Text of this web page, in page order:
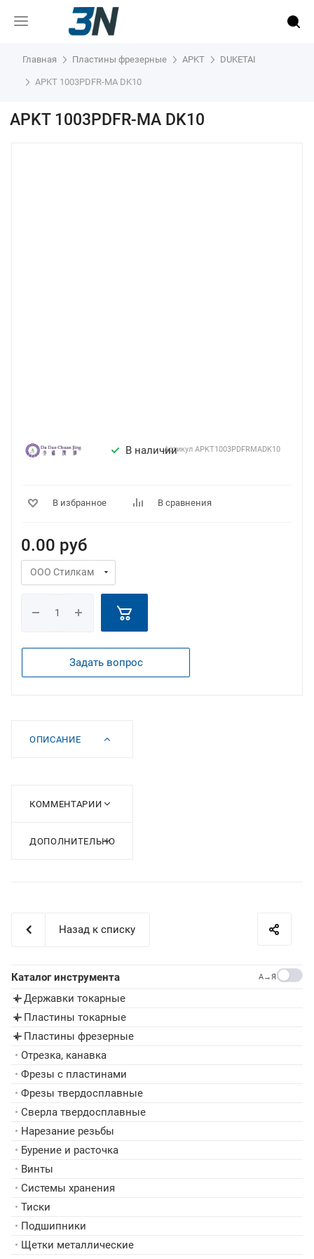
Главная Пластины фрезерные APKT DUKETAI
APKT 1003PDFR-MA DK10
APKT 1003PDFR-MA DK10
В наличииАртикул APKT1003PDFRMADK10
В избранное В сравнения
0.00 руб
Задать вопрос
ОПИСАНИЕ
КОММЕНТАРИИ
ДОПОЛНИТЕЛЬНО
Назад к списку
Каталог инструмента A→Я
▸ Державки токарные
▸ Пластины токарные
▸ Пластины фрезерные
• Отрезка, канавка
• Фрезы с пластинами
• Фрезы твердосплавные
• Сверла твердосплавные
• Нарезание резьбы
• Бурение и расточка
• Винты
• Системы хранения
• Тиски
• Подшипники
• Щетки металлические